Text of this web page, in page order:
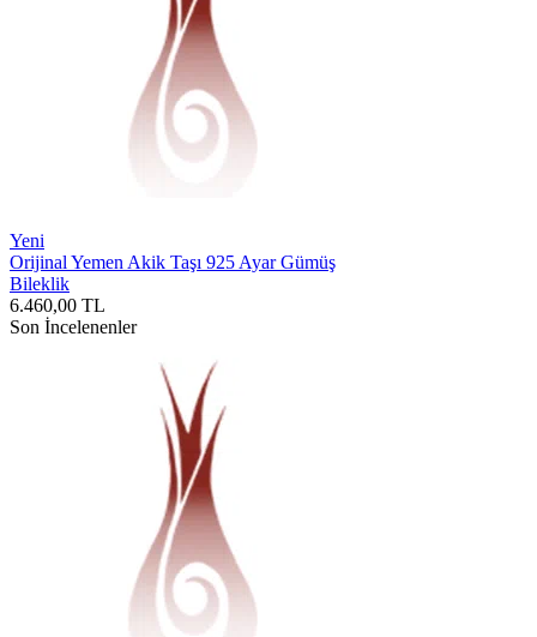
Yeni
Orijinal Yemen Akik Taşı 925 Ayar Gümüş
Bileklik
6.460,00 TL
Son İncelenenler